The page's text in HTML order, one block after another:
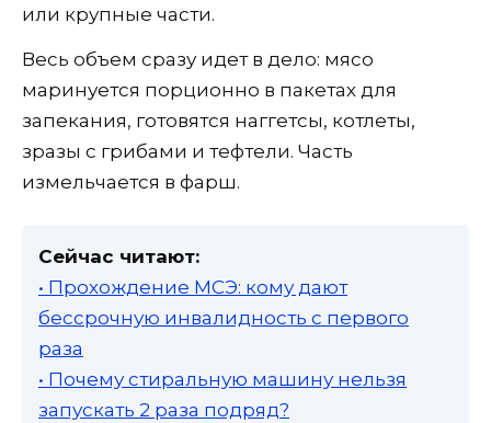
или крупные части.
Весь объем сразу идет в дело: мясо
маринуется порционно в пакетах для
запекания, готовятся наггетсы, котлеты,
зразы с грибами и тефтели. Часть
измельчается в фарш.
Сейчас читают:
• Прохождение МСЭ: кому дают
бессрочную инвалидность с первого
раза
• Почему стиральную машину нельзя
запускать 2 раза подряд?